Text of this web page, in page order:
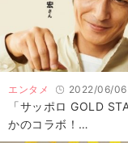
エンタメ 2022/06/06
「サッポロ GOLD
かのコラボ！…